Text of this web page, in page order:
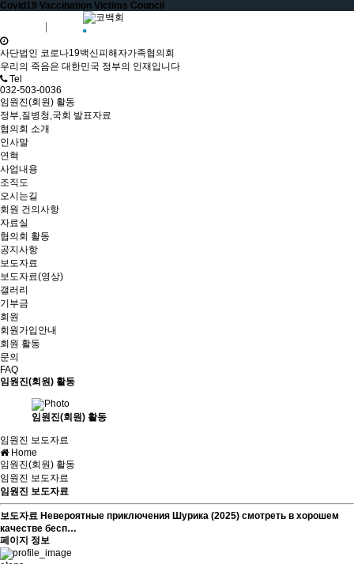
Covid19 Vaccination Victims Council
사단법인 코로나19백신피해자가족협의회
우리의 죽음은 대한민국 정부의 인재입니다
Tel
032-503-0036
임원진(회원) 활동
정부,질병청,국회 발표자료
협의회 소개
인사말
연혁
사업내용
조직도
오시는길
회원 건의사항
자료실
협의회 활동
공지사항
보도자료
보도자료(영상)
갤러리
기부금
회원
회원가입안내
회원 활동
문의
FAQ
임원진(회원) 활동
임원진(회원) 활동
임원진 보도자료
Home
임원진(회원) 활동
임원진 보도자료
임원진 보도자료
보도자료 Невероятные приключения Шурика (2025) смотреть в хорошем
качестве бесп…
페이지 정보